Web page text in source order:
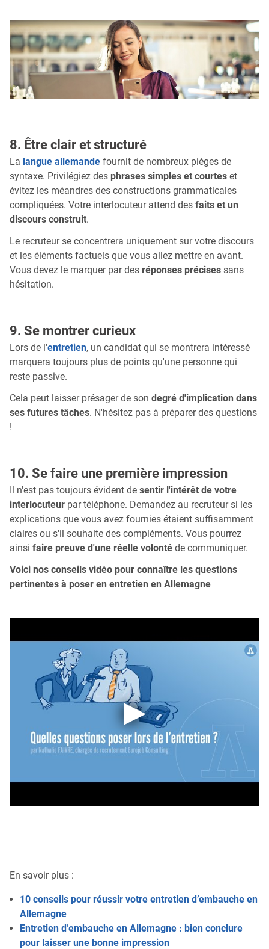
8. Être clair et structuré
La langue allemande fournit de nombreux pièges de
syntaxe. Privilégiez des phrases simples et courtes et
évitez les méandres des constructions grammaticales
compliquées. Votre interlocuteur attend des faits et un
discours construit.
Le recruteur se concentrera uniquement sur votre discours
et les éléments factuels que vous allez mettre en avant.
Vous devez le marquer par des réponses précises sans
hésitation.
9. Se montrer curieux
Lors de l'entretien, un candidat qui se montrera intéressé
marquera toujours plus de points qu'une personne qui
reste passive.
Cela peut laisser présager de son degré d'implication dans
ses futures tâches. N'hésitez pas à préparer des questions
!
10. Se faire une première impression
Il n'est pas toujours évident de sentir l'intérêt de votre
interlocuteur par téléphone. Demandez au recruteur si les
explications que vous avez fournies étaient suffisamment
claires ou s'il souhaite des compléments. Vous pourrez
ainsi faire preuve d'une réelle volonté de communiquer.
Voici nos conseils vidéo pour connaître les questions
pertinentes à poser en entretien en Allemagne
En savoir plus :
10 conseils pour réussir votre entretien d’embauche en
Allemagne
Entretien d’embauche en Allemagne : bien conclure
pour laisser une bonne impression